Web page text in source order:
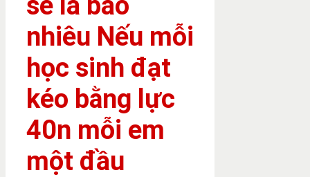
nhiêu Nếu mỗi
học sinh đạt
kéo bằng lực
40n mỗi em
một đầu